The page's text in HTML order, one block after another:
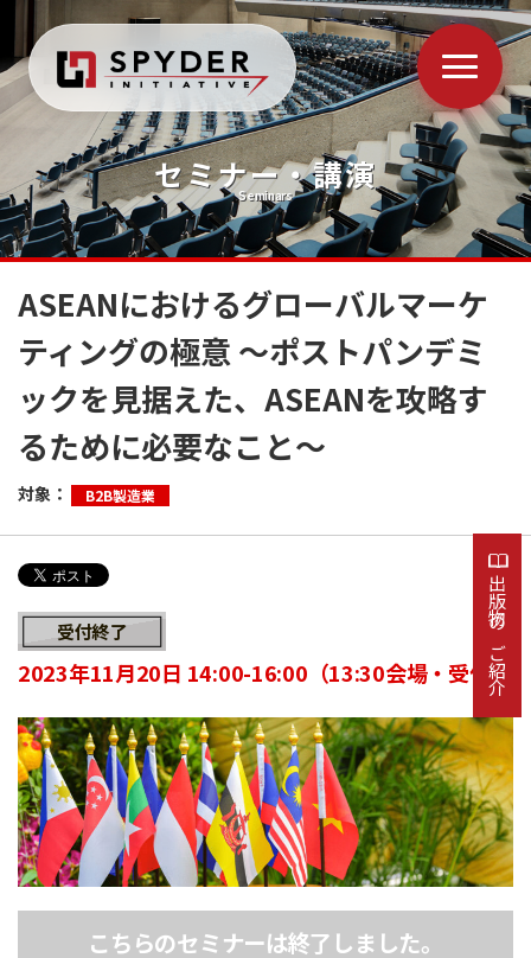
出版物のご紹介
セミナー・講演
Seminars
ASEANにおけるグローバルマーケ
ティングの極意 ～ポストパンデミ
ックを見据えた、ASEANを攻略す
るために必要なこと～
対象： B2B製造業
受付終了
2023年11月20日 14:00-16:00（13:30会場・受付）
こちらのセミナーは終了しました。